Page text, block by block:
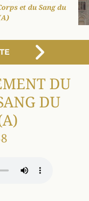
et du Sang du
DU
DU